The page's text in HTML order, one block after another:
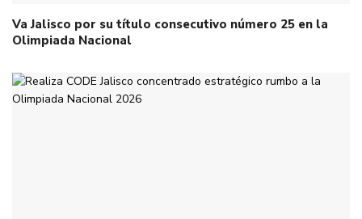
Va Jalisco por su título consecutivo número 25 en la
Olimpiada Nacional